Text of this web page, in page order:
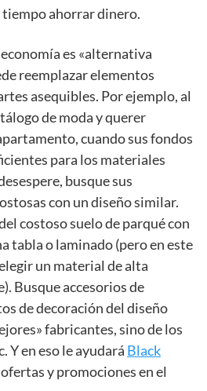
tiempo ahorrar dinero.
es «alternativa
reemplazar elementos
asequibles. Por ejemplo, al
de moda y querer
cuando sus fondos
para los materiales
busque sus
con un diseño similar.
costoso suelo de parqué con
tabla o laminado (pero en este
un material de alta
Busque accesorios de
de decoración del diseño
fabricantes, sino de los
Y en eso le ayudará Black
y promociones en el